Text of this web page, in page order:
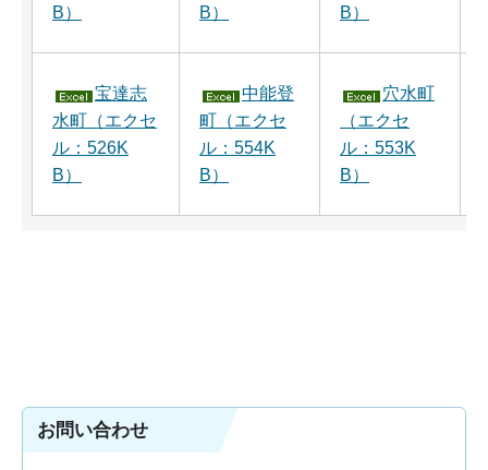
B）
B）
B）
宝達志
水町（エクセ
ル：526K
B）
中能登
町（エクセ
ル：554K
B）
穴水町
（エクセ
ル：553K
B）
お問い合わせ